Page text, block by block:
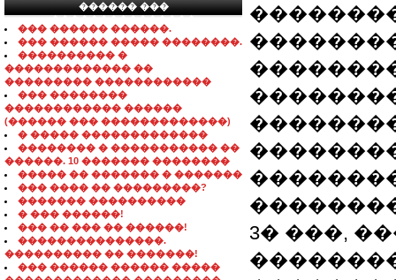
������ ���
���������������
��� ������ ������.
��� ������ ����� ��������.
���������� �
������������� ��
��������� ������������
��� ��������
������������ ������
(������ ��� �������������)
� ����� �������������
�������� � ����������� ��
������. 10 ������� ��������
����� �� ������� � �������
��� ���� �� ���������?
������� ����������
� ��� ������!
��� �� ��� �� ������!
���������������.
���������� �� �������!
��� ������ ������ �����
3� ���,